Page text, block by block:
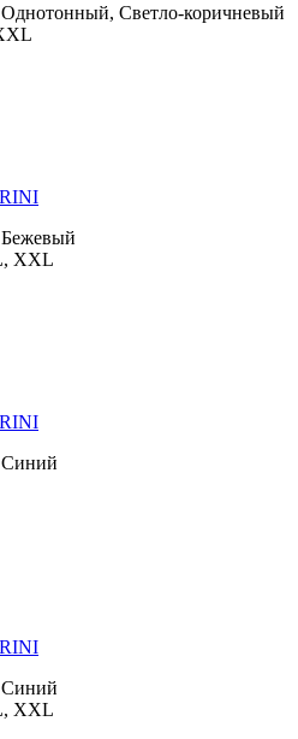
Светло-коричневый
XXL
Синий
Синий
XXL